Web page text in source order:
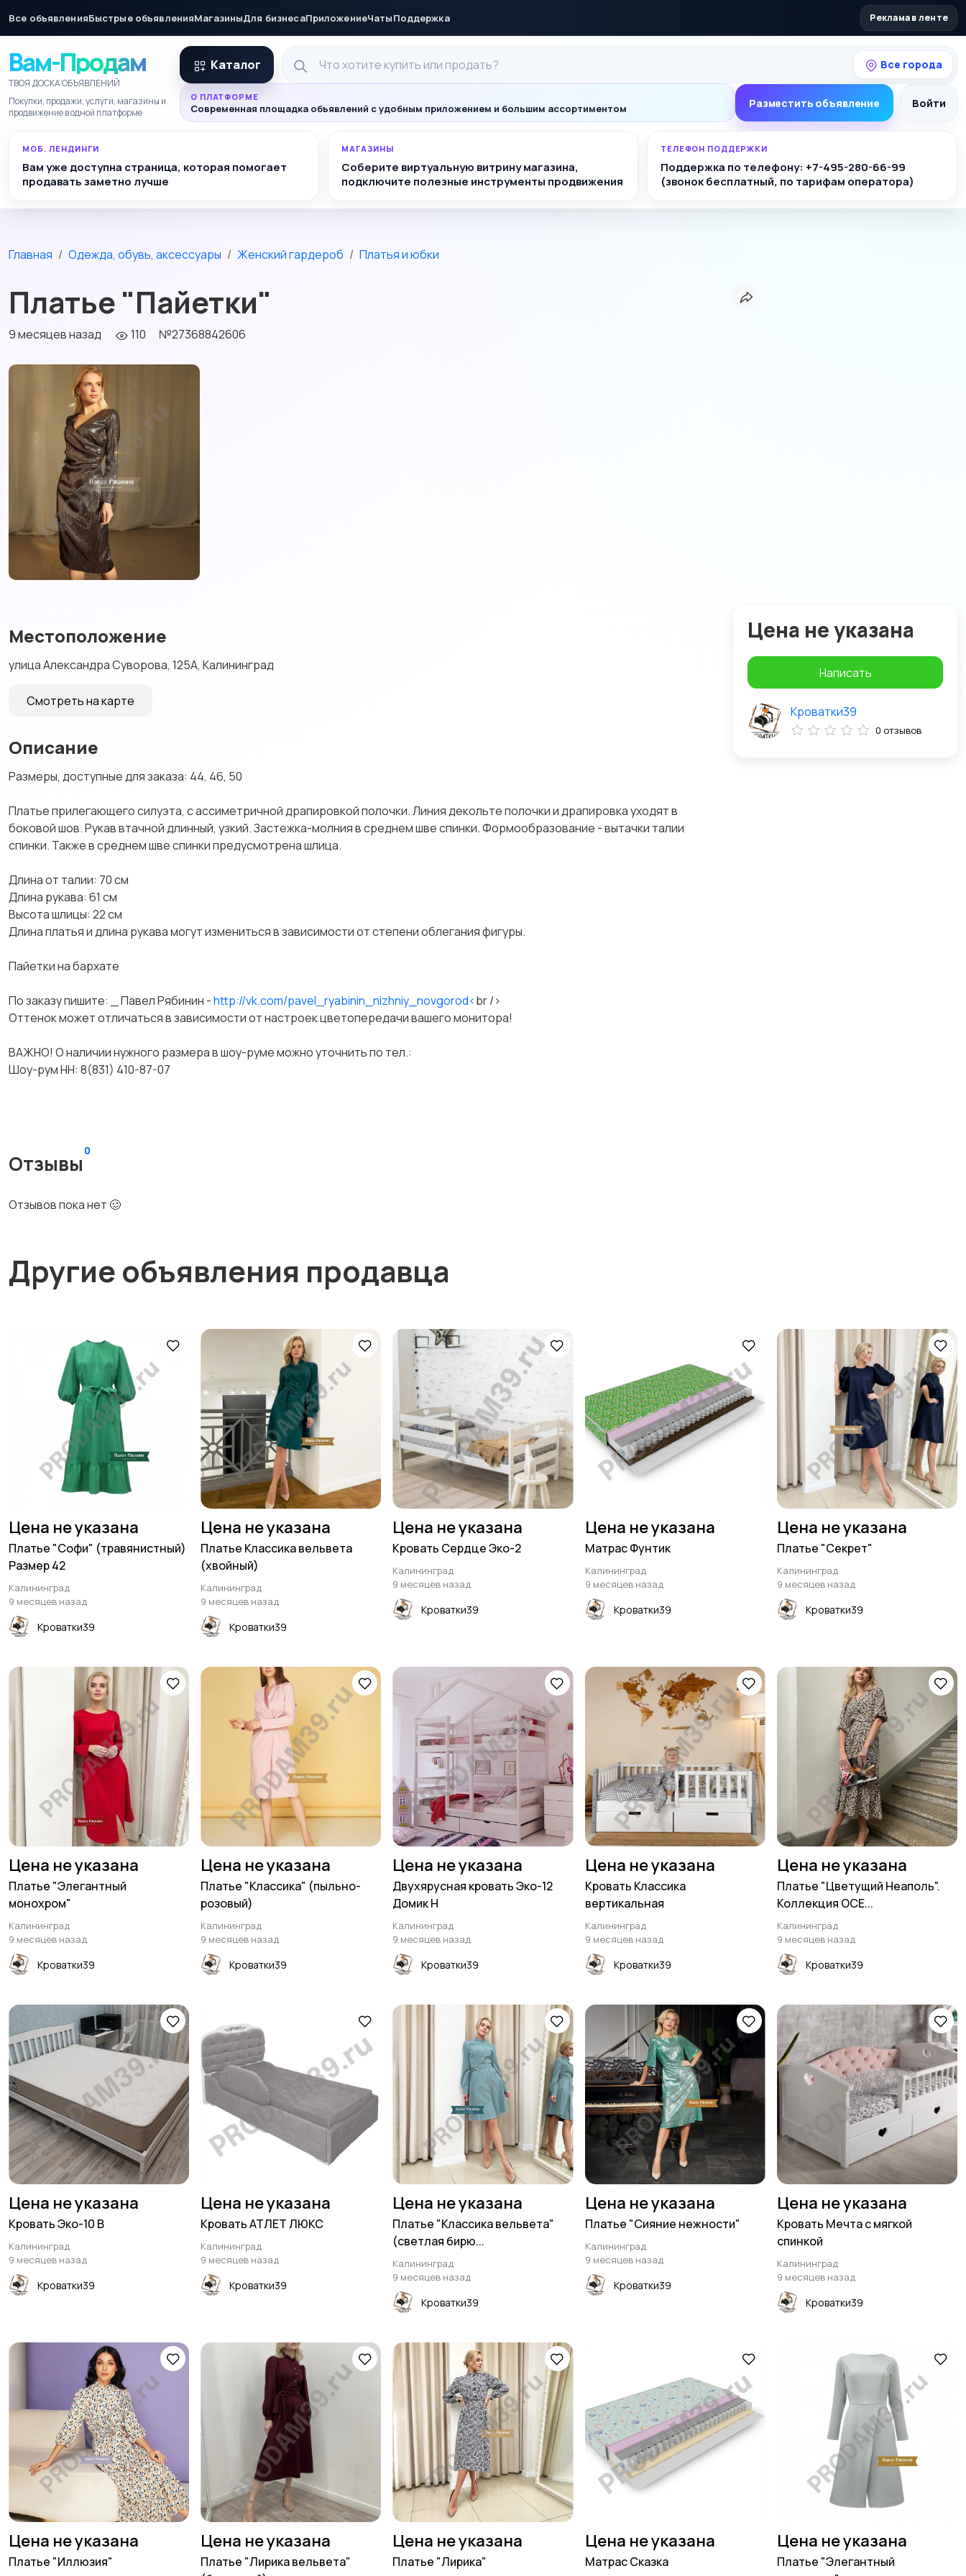
Все объявленияБыстрые объявленияМагазиныДля бизнесаПриложениеЧатыПоддержка Реклама в ленте
Вам-Продам
ТВОЯ ДОСКА ОБЪЯВЛЕНИЙ
Покупки, продажи, услуги, магазины и
продвижение в одной платформе
Каталог Все города
О ПЛАТФОРМЕ
Современная площадка объявлений с удобным приложением и большим ассортиментом Разместить объявление Войти
МОБ. ЛЕНДИНГИ
Вам уже доступна страница, которая помогает
продавать заметно лучше
МАГАЗИНЫ
Соберите виртуальную витрину магазина,
подключите полезные инструменты продвижения
ТЕЛЕФОН ПОДДЕРЖКИ
Поддержка по телефону: +7-495-280-66-99
(звонок бесплатный, по тарифам оператора)
Главная Одежда, обувь, аксессуары Женский гардероб Платья и юбки
Платье "Пайетки"
9 месяцев назад 110 №27368842606
Местоположение
улица Александра Суворова, 125А, Калининград
Смотреть на карте
Описание
Размеры, доступные для заказа: 44, 46, 50
Платье прилегающего силуэта, с ассиметричной драпировкой полочки. Линия декольте полочки и драпировка уходят в
боковой шов. Рукав втачной длинный, узкий. Застежка-молния в среднем шве спинки. Формообразование - вытачки талии
спинки. Также в среднем шве спинки предусмотрена шлица.
Длина от талии: 70 см
Длина рукава: 61 см
Высота шлицы: 22 см
Длина платья и длина рукава могут измениться в зависимости от степени облегания фигуры.
Пайетки на бархате
По заказу пишите: _ Павел Рябинин -http://vk.com/pavel_ryabinin_nizhniy_novgorod<br />
Оттенок может отличаться в зависимости от настроек цветопередачи вашего монитора!
ВАЖНО! О наличии нужного размера в шоу-руме можно уточнить по тел.:
Шоу-рум НН: 8(831) 410-87-07
Отзывы
0
Отзывов пока нет 🥴
Цена не указана
Написать
Кроватки39
0 отзывов
Другие объявления продавца
Цена не указана
Платье "Софи" (травянистный)
Размер 42
Калининград
9 месяцев назад
Кроватки39
Цена не указана
Платье Классика вельвета
(хвойный)
Калининград
9 месяцев назад
Кроватки39
Цена не указана
Кровать Сердце Эко-2
Калининград
9 месяцев назад
Кроватки39
Цена не указана
Матрас Фунтик
Калининград
9 месяцев назад
Кроватки39
Цена не указана
Платье "Секрет"
Калининград
9 месяцев назад
Кроватки39
Цена не указана
Платье "Элегантный
монохром"
Калининград
9 месяцев назад
Кроватки39
Цена не указана
Платье "Классика" (пыльно-
розовый)
Калининград
9 месяцев назад
Кроватки39
Цена не указана
Двухярусная кровать Эко-12
Домик Н
Калининград
9 месяцев назад
Кроватки39
Цена не указана
Кровать Классика
вертикальная
Калининград
9 месяцев назад
Кроватки39
Цена не указана
Платье "Цветущий Неаполь".
Коллекция ОСЕ...
Калининград
9 месяцев назад
Кроватки39
Цена не указана
Кровать Эко-10 В
Калининград
9 месяцев назад
Кроватки39
Цена не указана
Кровать АТЛЕТ ЛЮКС
Калининград
9 месяцев назад
Кроватки39
Цена не указана
Платье "Классика вельвета"
(светлая бирю...
Калининград
9 месяцев назад
Кроватки39
Цена не указана
Платье "Сияние нежности"
Калининград
9 месяцев назад
Кроватки39
Цена не указана
Кровать Мечта с мягкой
спинкой
Калининград
9 месяцев назад
Кроватки39
Цена не указана
Платье "Иллюзия"
Цена не указана
Платье "Лирика вельвета"
Цена не указана
Платье "Лирика"
Цена не указана
Матрас Сказка
Цена не указана
Платье "Элегантный